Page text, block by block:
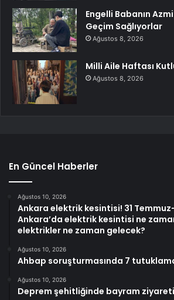
Engelli Babanın
Geçim Sağlıyorlar
Ağustos 8, 2026
Milli Aile Haftası
Ağustos 8, 2026
En Güncel Haberler
Ağustos 10, 2026
Ankara elektrik kesintisi! 31
Ankara’da elektrik kesintisi ne
elektrikler ne zaman gelecek?
Ağustos 10, 2026
Ahbap soruşturmasında 7
Ağustos 10, 2026
Deprem şehitliğinde bayram ziyareti